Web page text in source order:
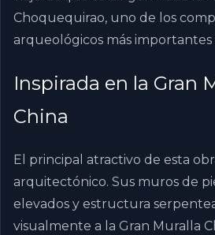
Choquequirao, uno de los
arqueológicos más
Inspirada en la Gran
China
El principal atractivo de esta
arquitectónico. Sus muros de
elevados y estructura
visualmente a la Gran Muralla